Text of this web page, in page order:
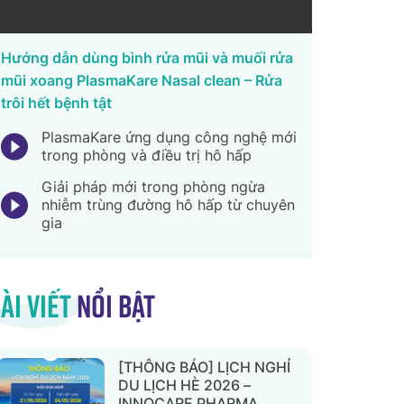
Hướng dẫn dùng bình rửa mũi và muối rửa
mũi xoang PlasmaKare Nasal clean – Rửa
trôi hết bệnh tật
PlasmaKare ứng dụng công nghệ mới
trong phòng và điều trị hô hấp
Giải pháp mới trong phòng ngừa
nhiễm trùng đường hô hấp từ chuyên
gia
viếtnổi bật
[THÔNG BÁO] LỊCH NGHỈ
DU LỊCH HÈ 2026 –